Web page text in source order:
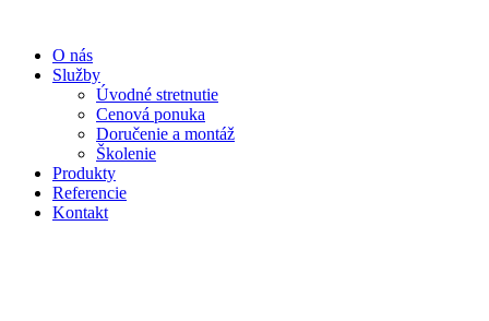
obsah
O nás
Služby
Úvodné stretnutie
Cenová ponuka
Doručenie a montáž
Školenie
Produkty
Referencie
Kontakt